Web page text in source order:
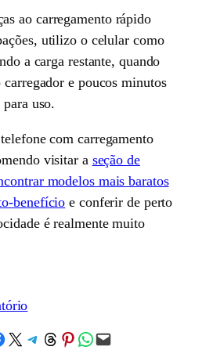
ao carregamento rápido
utilizo o celular como
a carga restante, quando
e poucos minutos
uso.
com carregamento
visitar a seção de
modelos mais baratos
benefício e conferir de perto
é realmente muito
on Facebook
Share on X Share on Telegram
Share on Threads
Share on Pinterest
Share on WhatsApp
Email this Page